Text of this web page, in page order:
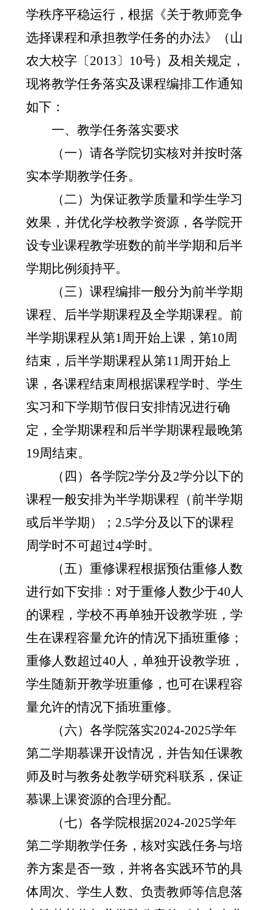
学秩序平稳运行，根据《关于教师竞争
选择课程和承担教学任务的办法》（山
农大校字〔2013〕 10号）及相关规定，
现将教学任务落实及课程编排工作通知
如下：
一、教学任务落实要求
（一）请各学院切实核对并按时落
实本学期教学任务。
（二）为保证教学质量和学生学习
效果，并优化学校教学资源，各学院开
设专业课程教学班数的前半学期和后半
学期比例须持平。
（三）课程编排一般分为前半学期
课程、后半学期课程及全学期课程。前
半学期课程从第1周开始上课，第10周
结束，后半学期课程从第11周开始上
课，各课程结束周根据课程学时、学生
实习和下学期节假日安排情况进行确
定，全学期课程和后半学期课程最晚第
19周结束。
（四）各学院2学分及 2学分以下的
课程一般安排为半学期课程（前半学期
或后半学期）； 2.5学分及以下的课程
周学时不可超过4学时。
（五）重修课程根据预估重修人数
进行如下安排：对于重修人数少于40人
的课程，学校不再单独开设教学班，学
生在课程容量允许的情况下插班重修；
重修人数超过40人，单独开设教学班，
学生随新开教学班重修，也可在课程容
量允许的情况下插班重修。
（六）各学院落实2024-2025学年
第二学期慕课开设情况，并告知任课教
师及时与教务处教学研究科联系，保证
慕课上课资源的合理分配。
（七）各学院根据2024-2025学年
第二学期教学任务，核对实践任务与培
养方案是否一致，并将各实践环节的具
体周次、学生人数、负责教师等信息落